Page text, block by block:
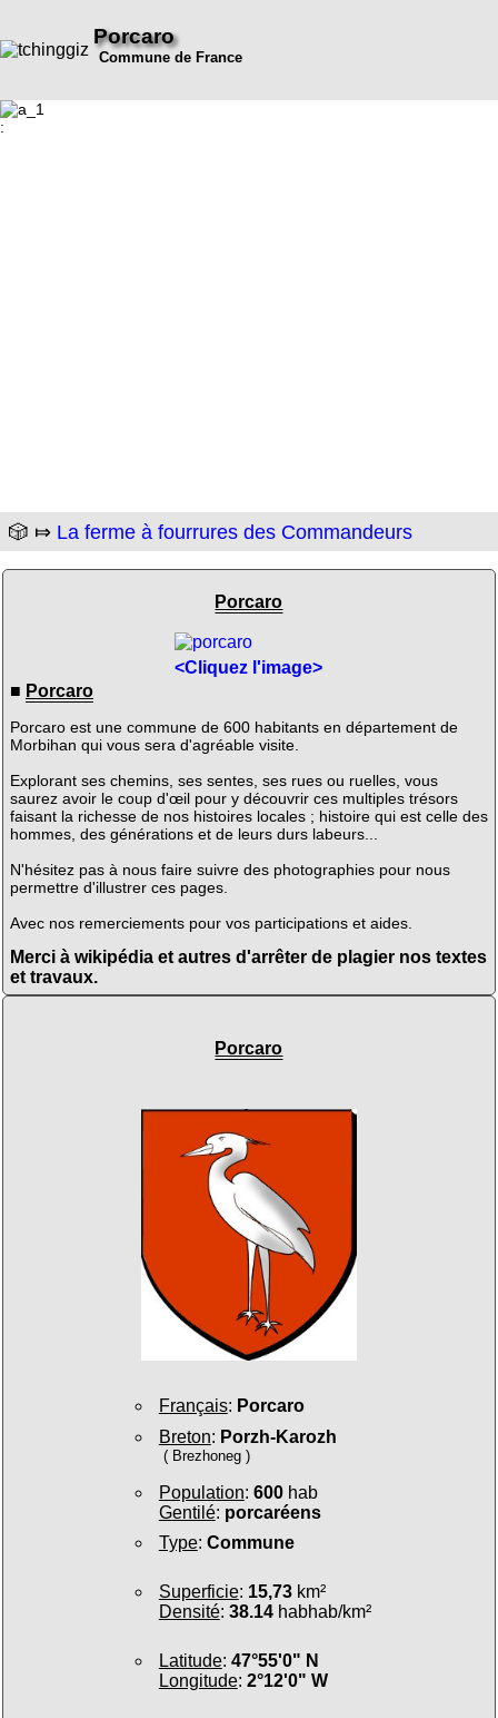
Porcaro
Commune de France
:
🎲 ⤇ La ferme à fourrures des Commandeurs
Porcaro
<Cliquez l'image>
■ Porcaro
Porcaro est une commune de 600 habitants en département de
Morbihan qui vous sera d'agréable visite.
Explorant ses chemins, ses sentes, ses rues ou ruelles, vous
saurez avoir le coup d'œil pour y découvrir ces multiples trésors
faisant la richesse de nos histoires locales ; histoire qui est celle des
hommes, des générations et de leurs durs labeurs...
N'hésitez pas à nous faire suivre des photographies pour nous
permettre d'illustrer ces pages.
Avec nos remerciements pour vos participations et aides.
Merci à wikipédia et autres d'arrêter de plagier nos textes
et travaux.
Porcaro
Français: Porcaro
Breton: Porzh-Karozh
( Brezhoneg )
Population: 600hab
Gentilé: porcaréens
Type: Commune
Superficie: 15,73km²
Densité: 38.14habhab/km²
Latitude: 47°55'0" N
Longitude: 2°12'0" W